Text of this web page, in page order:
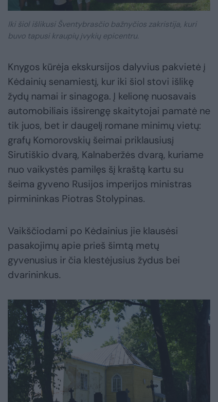
Iki šiol išlikusi Šventybrasčio bažnyčios zakristija, kuri
buvo tapusi kraupių įvykių epicentru.
Knygos kūrėja ekskursijos dalyvius pakvietė į
Kėdainių senamiestį, kur iki šiol stovi išlikę
žydų namai ir sinagoga. Į kelionę nuosavais
automobiliais išsirengę skaitytojai pamatė ne
tik juos, bet ir daugelį romane minimų vietų:
grafų Komorovskių šeimai priklausiusį
Sirutiškio dvarą, Kalnaberžės dvarą, kuriame
nuo vaikystės pamilęs šį kraštą kartu su
šeima gyveno Rusijos imperijos ministras
pirmininkas Piotras Stolypinas.
Vaikščiodami po Kėdainius jie klausėsi
pasakojimų apie prieš šimtą metų
gyvenusius ir čia klestėjusius žydus bei
dvarininkus.